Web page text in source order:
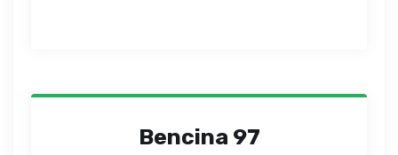
Bencina 97